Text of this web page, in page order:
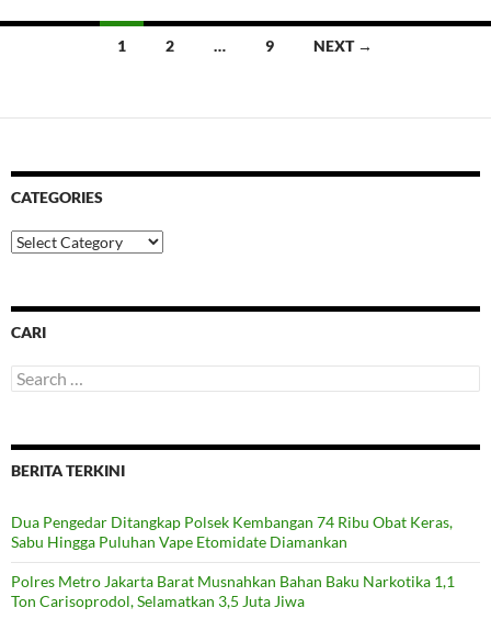
1 2 … 9 NEXT →
CATEGORIES
Categories
CARI
Search
for:
BERITA TERKINI
Dua Pengedar Ditangkap Polsek Kembangan 74 Ribu Obat Keras,
Sabu Hingga Puluhan Vape Etomidate Diamankan
Polres Metro Jakarta Barat Musnahkan Bahan Baku Narkotika 1,1
Ton Carisoprodol, Selamatkan 3,5 Juta Jiwa